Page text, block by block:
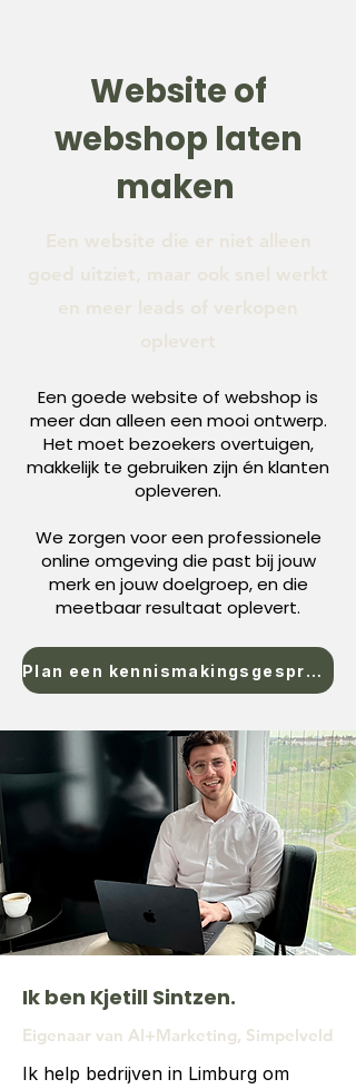
Website of
webshop laten
maken
Een website die er niet alleen
goed uitziet, maar ook snel werkt
en meer leads of verkopen
oplevert
Een goede website of webshop is
meer dan alleen een mooi ontwerp.
Het moet bezoekers overtuigen,
makkelijk te gebruiken zijn én klanten
opleveren.
We zorgen voor een professionele
online omgeving die past bij jouw
merk en jouw doelgroep, en die
meetbaar resultaat oplevert.
Plan een kennismakingsgesprek in
Ik ben Kjetill Sintzen.
Eigenaar van AI+Marketing, Simpelveld
Ik help bedrijven in Limburg om